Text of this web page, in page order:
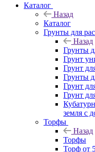
Каталог
Назад
Каталог
Грунты для
Назад
Грунты
Грунт
Грунт
Грунты
Грунт
Грунт
земля с
Торфы
Назад
Торфы
Торф от